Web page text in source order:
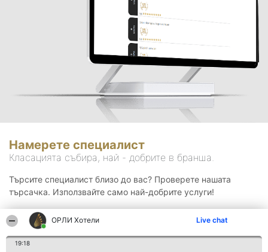
ОРЛИ Хотели Live chat
19:18
Намерете специалист
Класацията събира, най - добрите в бранша.
Търсите специалист близо до вас? Проверете нашата
търсачка. Използвайте само най-добрите услуги!